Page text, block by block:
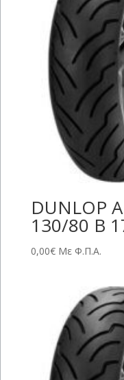
DUNLOP
130/80 B
0,00€ Με Φ.Π.Α.